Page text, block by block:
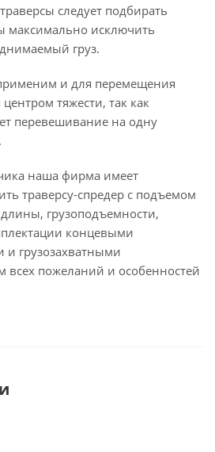
следует подбирать
максимально исключить
груз.
и для перемещения
тяжести, так как
перевешивание на одну
наша фирма имеет
траверсу-спредер с подъемом
грузоподъемности,
концевыми
и грузозахватными
всех пожеланий и особенностей